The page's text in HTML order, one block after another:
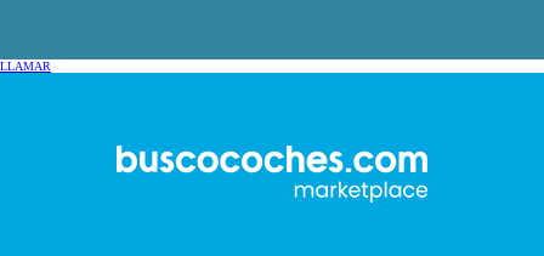
LLAMAR